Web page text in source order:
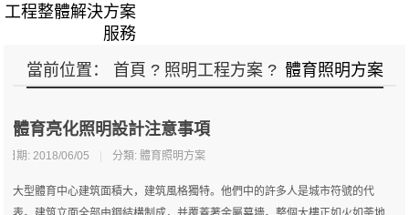
工程整體解決方案
服務
當前位置： 首頁 ? 照明工程方案 ? 體育照明方案
體育亮化照明設計注意事項
日期: 2018/06/05 分類:體育照明方案
大型體育中心建筑面積大，建筑風格獨特。他們中的許多人是城市符號的代